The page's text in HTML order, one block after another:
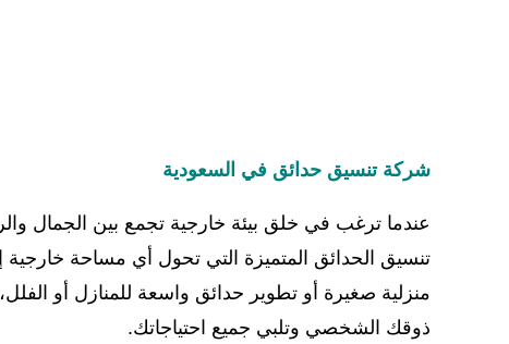
شركة تنسيق حدائق في السعودية
عندما ترغب في خلق بيئة خارجية تجمع بين الجمال
تنسيق الحدائق المتميزة التي تحول أي مساحة
منزلية صغيرة أو تطوير حدائق واسعة للمنازل أو
ذوقك الشخصي وتلبي جميع احتياجاتك.